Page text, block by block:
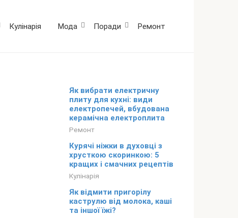
Кулінарія Мода Поради Ремонт
Як вибрати електричну
плиту для кухні: види
електропечей, вбудована
керамічна електроплита
Ремонт
Курячі ніжки в духовці з
хрусткою скоринкою: 5
кращих і смачних рецептів
Кулінарія
Як відмити пригорілу
каструлю від молока, каші
та іншої їжі?